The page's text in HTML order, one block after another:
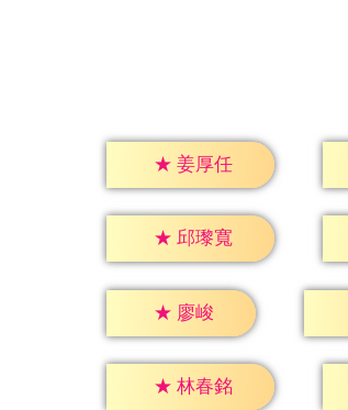
★ 姜厚任
★ 邱瓈寬
★ 廖峻
★ 林春銘